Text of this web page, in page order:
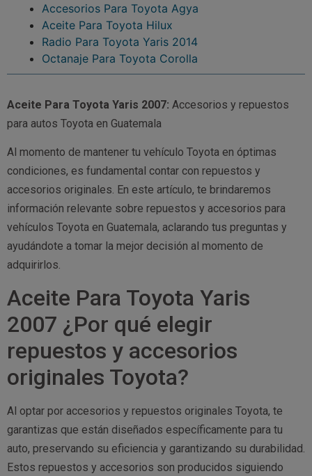
Accesorios Para Toyota Agya
Aceite Para Toyota Hilux
Radio Para Toyota Yaris 2014
Octanaje Para Toyota Corolla
Aceite Para Toyota Yaris 2007: Accesorios y repuestos
para autos Toyota en Guatemala
Al momento de mantener tu vehículo Toyota en óptimas
condiciones, es fundamental contar con repuestos y
accesorios originales. En este artículo, te brindaremos
información relevante sobre repuestos y accesorios para
vehículos Toyota en Guatemala, aclarando tus preguntas y
ayudándote a tomar la mejor decisión al momento de
adquirirlos.
Aceite Para Toyota Yaris
2007 ¿Por qué elegir
repuestos y accesorios
originales Toyota?
Al optar por accesorios y repuestos originales Toyota, te
garantizas que están diseñados específicamente para tu
auto, preservando su eficiencia y garantizando su durabilidad.
Estos repuestos y accesorios son producidos siguiendo